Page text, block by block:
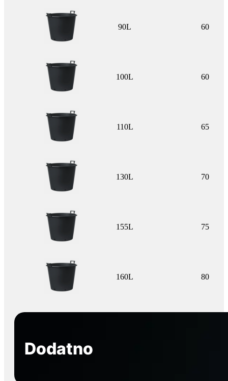
90L 60
100L 60
110L 65
130L 70
155L 75
160L 80
Dodatno